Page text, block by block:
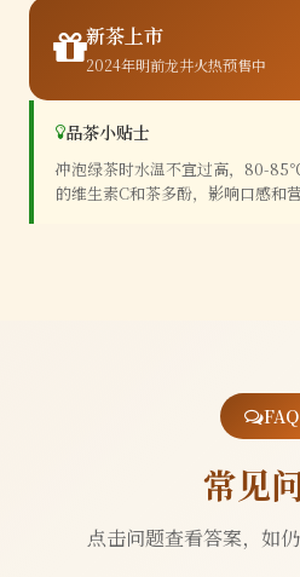
新茶上市
2024年明前龙井火热预售中
品茶小贴士
冲泡绿茶时水温不宜过高，80-
的维生素C和茶多酚，影响口感和营
FAQ
常见
点击问题查看答案，如